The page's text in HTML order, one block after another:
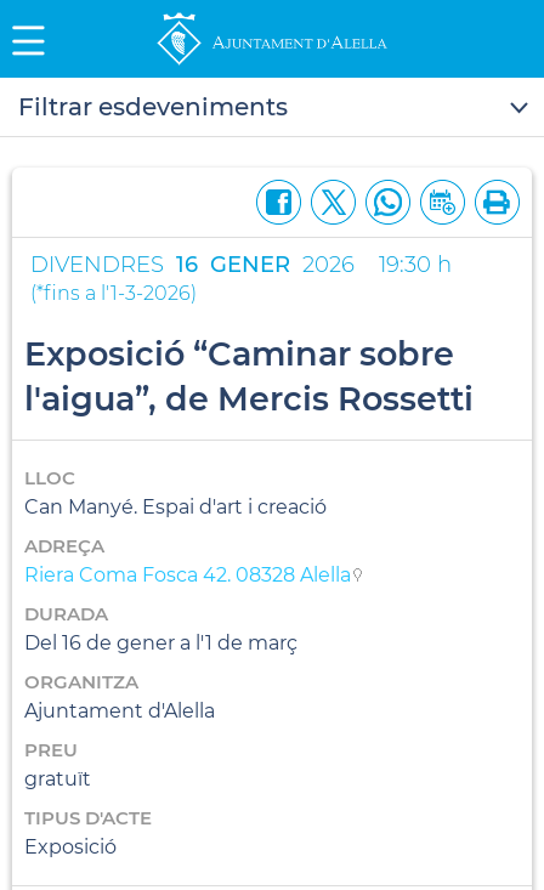
Filtrar esdeveniments
DIVENDRES 16 GENER 2026 19:30 h
(*fins a l'1-3-2026)
Exposició “Caminar sobre
l'aigua”, de Mercis Rossetti
LLOC
Can Manyé. Espai d'art i creació
ADREÇA
Riera Coma Fosca 42. 08328 Alella
DURADA
Del 16 de gener a l'1 de març
ORGANITZA
Ajuntament d'Alella
PREU
gratuït
TIPUS D'ACTE
Exposició